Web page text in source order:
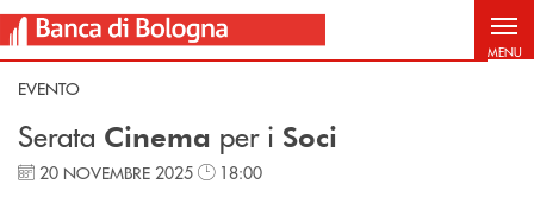
Salta al contenuto principale
MENU
EVENTO
Serata Cinema per i Soci
20 NOVEMBRE 2025 18:00